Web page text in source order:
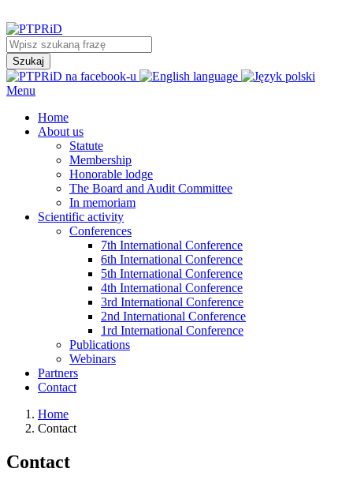
Menu
Home
About us
Statute
Membership
Honorable lodge
The Board and Audit Committee
In memoriam
Scientific activity
Conferences
7th International Conference
6th International Conference
5th International Conference
4th International Conference
3rd International Conference
2nd International Conference
1rd International Conference
Publications
Webinars
Partners
Contact
Home
Contact
Contact